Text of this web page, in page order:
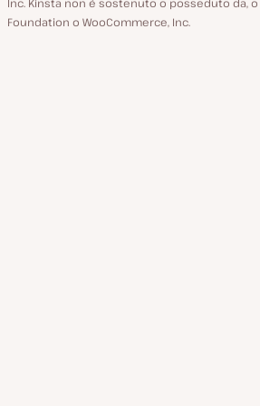
Inc. Kinsta non è sostenuto o posseduto da, o
Foundation o WooCommerce, Inc.